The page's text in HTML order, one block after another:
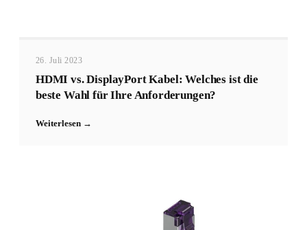
26. Juli 2023
HDMI vs. DisplayPort Kabel: Welches ist die
beste Wahl für Ihre Anforderungen?
Weiterlesen →